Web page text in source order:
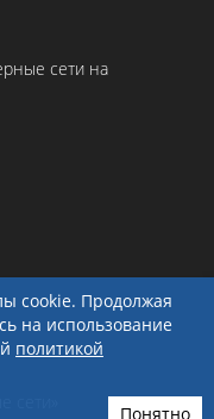
cookie. Продолжая
на использование
политикой
Понятно